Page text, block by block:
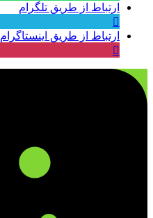
ارتباط از طریق تلگرام
ارتباط از طریق اینستاگرام